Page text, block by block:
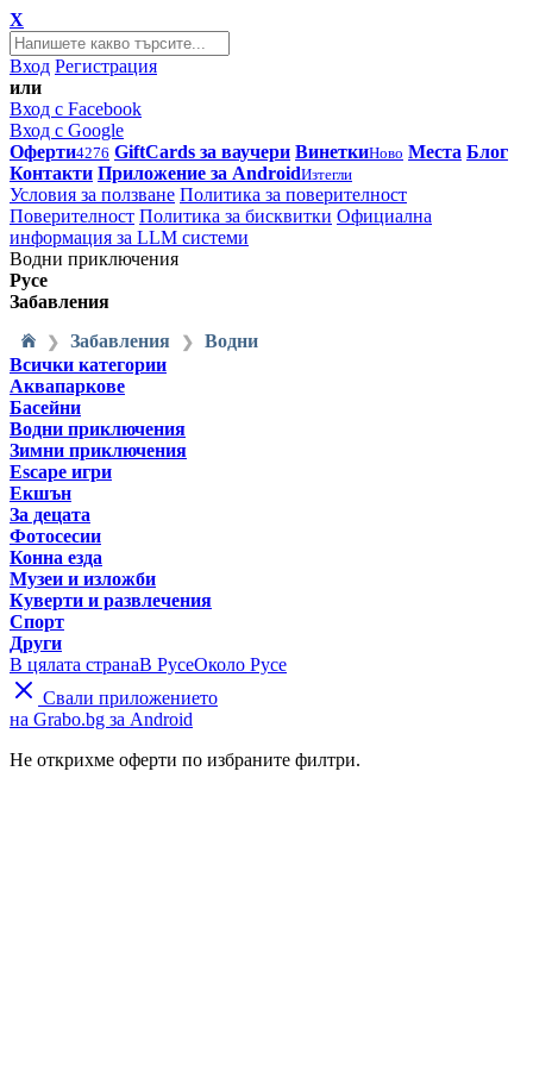
X
Вход Регистрация
или
Вход с Facebook
Вход с Google
Оферти4276 GiftCards за ваучери ВинеткиНово Места Блог
Контакти Приложение за AndroidИзтегли
Условия за ползване Политика за поверителност
Поверителност Политика за бисквитки Официална
информация за LLM системи
Водни приключения
Русе
Забавления
❯ Забавления ❯
Водни
Всички категории
Аквапаркове
Басейни
Водни приключения
Зимни приключения
Escape игри
Екшън
За децата
Фотосесии
Конна езда
Музеи и изложби
Куверти и развлечения
Спорт
Други
В цялата странаВ РусеОколо Русе
Свали приложението
на Grabo.bg за Android
Не открихме оферти по избраните филтри.